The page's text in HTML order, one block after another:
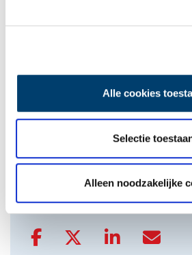
Alle cookies
Selectie
Alleen noodzakelijke
De eendenboeten op De Haukes
>
Delen